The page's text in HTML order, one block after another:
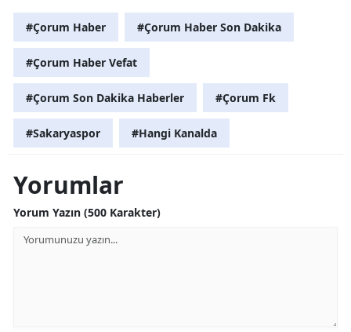
Kars
#Çorum Haber #Çorum Haber Son Dakika
#Çorum Haber Vefat
#Çorum Son Dakika Haberler #Çorum Fk
#Sakaryaspor #Hangi Kanalda
Yorumlar
Yorum Yazın (500 Karakter)